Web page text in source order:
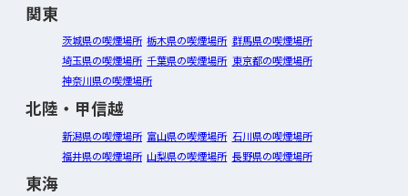
関東
茨城県の喫煙場所 栃木県の喫煙場所 群馬県の喫煙場所
埼玉県の喫煙場所 千葉県の喫煙場所 東京都の喫煙場所
神奈川県の喫煙場所
北陸・甲信越
新潟県の喫煙場所 富山県の喫煙場所 石川県の喫煙場所
福井県の喫煙場所 山梨県の喫煙場所 長野県の喫煙場所
東海